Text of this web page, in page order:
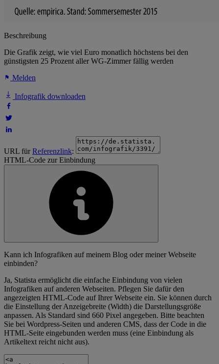
Beschreibung
Die Grafik zeigt, wie viel Euro monatlich höchstens bei den
günstigsten 25 Prozent aller WG-Zimmer fällig werden
Melden
Infografik downloaden
URL fürReferenzlink:
HTML-Code zur Einbindung
Kann ich Infografiken auf meinem Blog oder meiner Webseite
einbinden?
Ja, Statista ermöglicht die einfache Einbindung von vielen
Infografiken auf anderen Webseiten. Pflegen Sie dafür den
angezeigten HTML-Code auf Ihrer Webseite ein. Sie können durch
die Einstellung der Anzeigebreite (Width) die Darstellungsgröße
anpassen. Als Standard sind 660 Pixel angegeben. Bitte beachten
Sie bei Wordpress-Seiten und anderen CMS, dass der Code in die
HTML-Seite eingebunden werden muss (eine Einbindung als
Artikeltext reicht nicht aus).